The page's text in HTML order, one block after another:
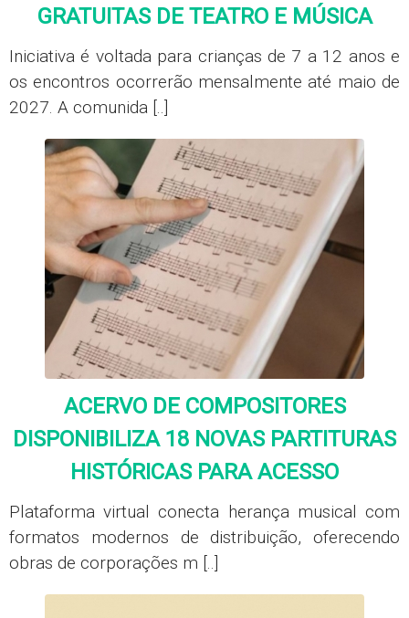
GRATUITAS DE TEATRO E MÚSICA
Iniciativa é voltada para crianças de 7 a 12 anos e
os encontros ocorrerão mensalmente até maio de
2027. A comunida [..]
ACERVO DE COMPOSITORES
DISPONIBILIZA 18 NOVAS PARTITURAS
HISTÓRICAS PARA ACESSO
Plataforma virtual conecta herança musical com
formatos modernos de distribuição, oferecendo
obras de corporações m [..]